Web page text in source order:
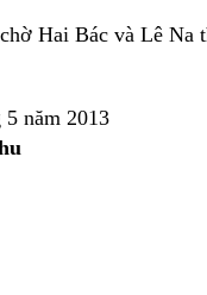
Hai Bác và Lê Na
năm 2013